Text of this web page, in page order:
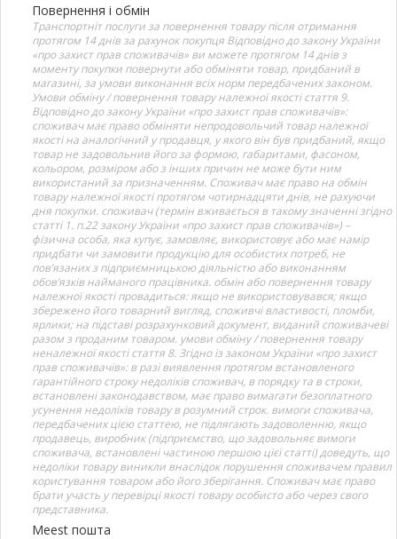
Повернення і обмін
Транспортніт послуги за повернення товару після отримання
протягом 14 днів за рахунок покупця Відповідно до закону України
«про захист прав споживачів» ви можете протягом 14 днів з
моменту покупки повернути або обміняти товар, придбаний в
магазині, за умови виконання всіх норм передбачених законом.
Умови обміну / повернення товару належної якості стаття 9.
Відповідно до закону України «про захист прав споживачів»:
споживач має право обміняти непродовольчий товар належної
якості на аналогічний у продавця, у якого він був придбаний, якщо
товар не задовольнив його за формою, габаритами, фасоном,
кольором, розміром або з інших причин не може бути ним
використаний за призначенням. Споживач має право на обмін
товару належної якості протягом чотирнадцяти днів, не рахуючи
дня покупки. споживач (термін вживається в такому значенні згідно
статті 1. п.22 закону України «про захист прав споживачів») –
фізична особа, яка купує, замовляє, використовує або має намір
придбати чи замовити продукцію для особистих потреб, не
пов’язаних з підприємницькою діяльністю або виконанням
обов’язків найманого працівника. обмін або повернення товару
належної якості провадиться: якщо не використовувався; якщо
збережено його товарний вигляд, споживчі властивості, пломби,
ярлики; на підставі розрахунковий документ, виданий споживачеві
разом з проданим товаром. умови обміну / повернення товару
неналежної якості стаття 8. Згідно із законом України «про захист
прав споживачів»: в разі виявлення протягом встановленого
гарантійного строку недоліків споживач, в порядку та в строки,
встановлені законодавством, має право вимагати безоплатного
усунення недоліків товару в розумний строк. вимоги споживача,
передбачених цією статтею, не підлягають задоволенню, якщо
продавець, виробник (підприємство, що задовольняє вимоги
споживача, встановлені частиною першою цієї статті) доведуть, що
недоліки товару виникли внаслідок порушення споживачем правил
користування товаром або його зберігання. Споживач має право
брати участь у перевірці якості товару особисто або через свого
представника.
Meest пошта